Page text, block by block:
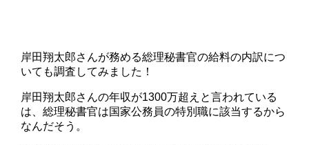
岸田翔太郎さんが務める総理秘書官の給料の内訳につ
いても調査してみました！
岸田翔太郎さんの年収が1300万超えと言われている
は、総理秘書官は国家公務員の特別職に該当するから
なんだそう。